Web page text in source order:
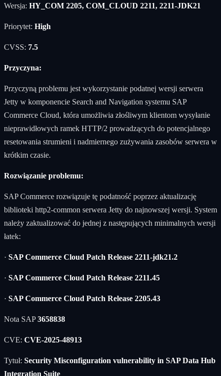
Wersja: HY_COM 2205, COM_CLOUD 2211, 2211-JDK21
Priorytet: High
CVSS: 7.5
Przyczyna:
Przyczyną problemu jest wykorzystanie podatnej wersji serwera
Jetty w komponencie Search and Navigation systemu SAP
Commerce Cloud, która umożliwia złośliwym klientom wysyłanie
nieprawidłowych ramek HTTP/2 prowadzących do potencjalnego
resetowania strumieni i nadmiernego zużywania zasobów serwera w
krótkim czasie.
Rozwiązanie problemu:
SAP Commerce rozwiązuje tę podatność poprzez aktualizację
biblioteki http2-common serwera Jetty do najnowszej wersji. System
należy zaktualizować do jednej z następujących minimalnych wersji
łatek:
· SAP Commerce Cloud Patch Release 2211-jdk21.2
· SAP Commerce Cloud Patch Release 2211.45
· SAP Commerce Cloud Patch Release 2205.43
Nota SAP3658838
CVE: CVE-2025-48913
Tytuł: Security Misconfiguration vulnerability in SAP Data Hub
Integration Suite